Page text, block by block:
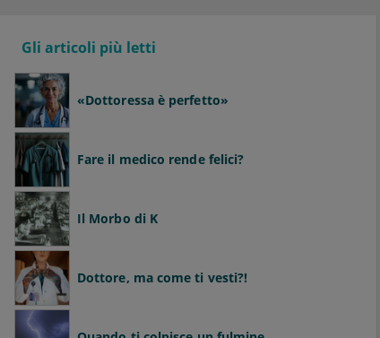
Gli articoli più letti
«Dottoressa è perfetto»
Fare il medico rende felici?
Il Morbo di K
Dottore, ma come ti vesti?!